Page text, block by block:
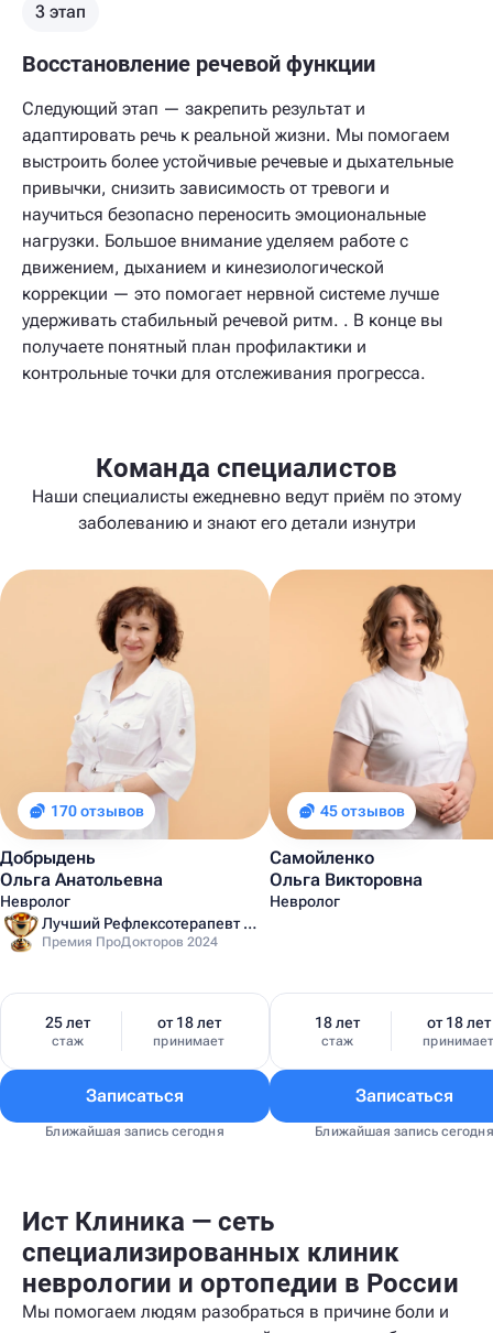
3 этап
Восстановление речевой функции
Следующий этап — закрепить результат и
адаптировать речь к реальной жизни. Мы помогаем
выстроить более устойчивые речевые и дыхательные
привычки, снизить зависимость от тревоги и
научиться безопасно переносить эмоциональные
нагрузки. Большое внимание уделяем работе с
движением, дыханием и кинезиологической
коррекции — это помогает нервной системе лучше
удерживать стабильный речевой ритм. . В конце вы
получаете понятный план профилактики и
контрольные точки для отслеживания прогресса.
Команда специалистов
Наши специалисты ежедневно ведут приём по этому
заболеванию и знают его детали изнутри
170 отзывов
Добрыдень
Ольга Анатольевна
Невролог
Лучший Рефлексотерапевт Санкт-Петербурга
Премия ПроДокторов 2024
25 лет
стаж
от 18 лет
принимает
Записаться
Ближайшая запись сегодня
45 отзывов
Самойленко
Ольга Викторовна
Невролог
18 лет
стаж
от 18 лет
принимает
Записаться
Ближайшая запись сегодня
Ист Клиника — сеть
специализированных клиник
неврологии и ортопедии в России
Мы помогаем людям разобраться в причине боли и